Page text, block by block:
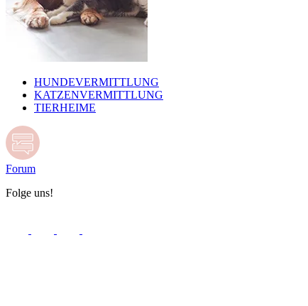
HUNDEVERMITTLUNG
KATZENVERMITTLUNG
TIERHEIME
Forum
Folge uns!